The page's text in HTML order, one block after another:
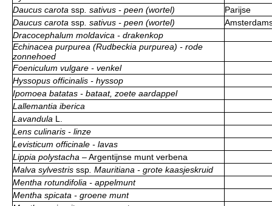
Daucus carota ssp . sativus - peen (wortel)
Parijse
Daucus carota ssp . sativus - peen (wortel)
Dracocephalum moldavica - drakenkop
Echinacea purpurea (Rudbeckia purpurea) - rode
zonnehoed
Foeniculum vulgare - venkel
Hyssopus officinalis - hyssop
Ipomoea batatas - bataat, zoete aardappel
Lallemantia iberica
Lavandula L.
Lens culinaris - linze
Levisticum officinale - lavas
Lippia polystacha – Argentijnse munt verbena
Malva sylvestris ssp . Mauritiana - grote kaasjeskruid
Mentha rotundifolia - appelmunt
Mentha spicata - groene munt